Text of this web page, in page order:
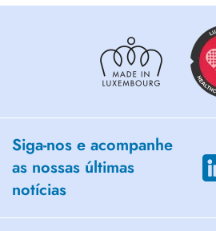
Siga-nos e acompanhe
as nossas últimas
notícias